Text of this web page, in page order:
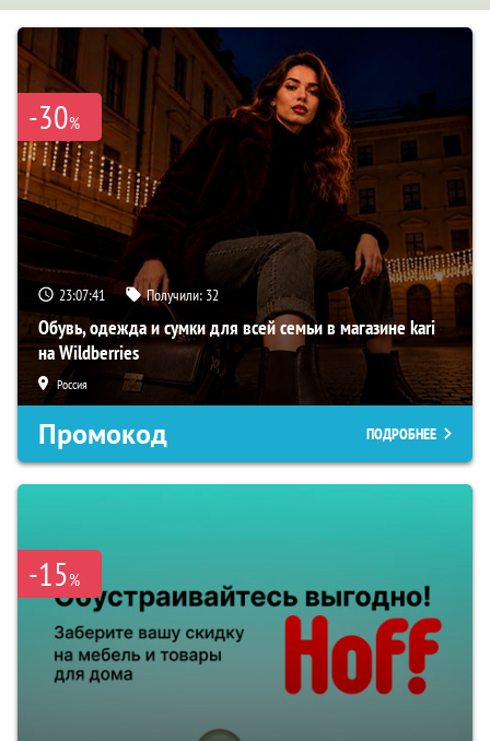
-30%
23:07:40 Получили: 32
Обувь, одежда и сумки для всей семьи в магазине kari
на Wildberries
Россия
Промокод ПОДРОБНЕЕ
-15%